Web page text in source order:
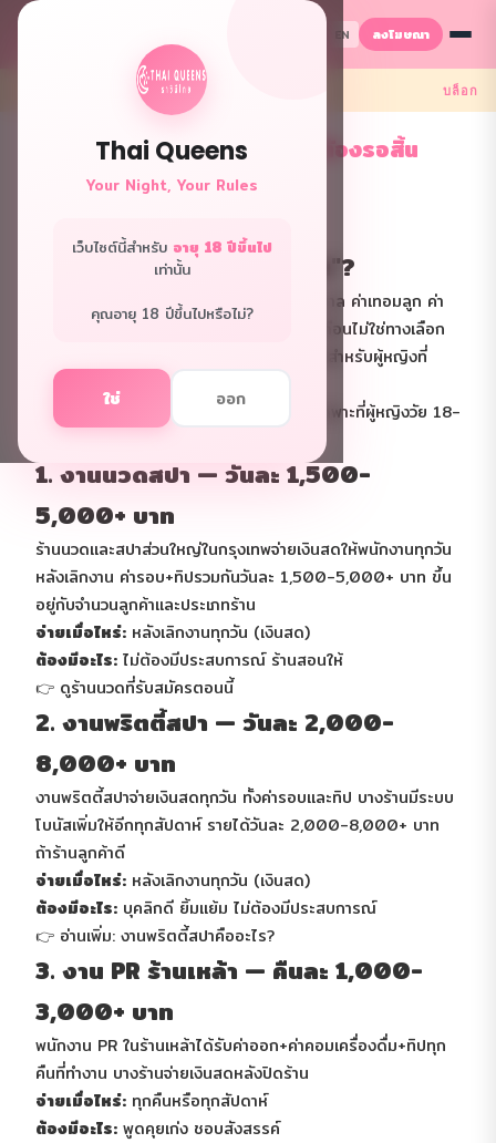
Thai Queens
Your Night, Your Rules
เว็บไซต์นี้สำหรับ อายุ 18 ปีขึ้นไป
เท่านั้น
คุณอายุ 18 ปีขึ้นไปหรือไม่?
ใช่ ออก
EN ลงโฆษณา
บล็อก
งานรับเงินสดทุกวัน 2569 ไม่ต้องรอสิ้น
เดือน รวมจริงไม่โม้
ทำไมต้อง "งานรับเงินรายวัน"?
เมื่อมีเรื่องเร่งด่วนที่ต้องใช้เงิน ค่ารักษาพยาบาล ค่าเทอมลูก ค่า
เช่าห้องที่ใกล้ถึงกำหนด การรอเงินเดือนสิ้นเดือนไม่ใช่ทางเลือก
งานที่จ่ายเงินสดทุกวันจึงเป็นทางออกที่ดีที่สุดสำหรับผู้หญิงที่
ต้องการเงินด่วน
บทความนี้รวมงานที่จ่ายเงินสดรายวันจริงๆ เฉพาะที่ผู้หญิงวัย 18-
1. งานนวดสปา — วันละ 1,500-
5,000+ บาท
ร้านนวดและสปาส่วนใหญ่ในกรุงเทพจ่ายเงินสดให้พนักงานทุกวัน
หลังเลิกงาน ค่ารอบ+ทิปรวมกันวันละ 1,500-5,000+ บาท ขึ้น
อยู่กับจำนวนลูกค้าและประเภทร้าน
จ่ายเมื่อไหร่: หลังเลิกงานทุกวัน (เงินสด)
ต้องมีอะไร: ไม่ต้องมีประสบการณ์ ร้านสอนให้
👉 ดูร้านนวดที่รับสมัครตอนนี้
2. งานพริตตี้สปา — วันละ 2,000-
8,000+ บาท
งานพริตตี้สปาจ่ายเงินสดทุกวัน ทั้งค่ารอบและทิป บางร้านมีระบบ
โบนัสเพิ่มให้อีกทุกสัปดาห์ รายได้วันละ 2,000-8,000+ บาท
ถ้าร้านลูกค้าดี
จ่ายเมื่อไหร่: หลังเลิกงานทุกวัน (เงินสด)
ต้องมีอะไร: บุคลิกดี ยิ้มแย้ม ไม่ต้องมีประสบการณ์
👉 อ่านเพิ่ม: งานพริตตี้สปาคืออะไร?
3. งาน PR ร้านเหล้า — คืนละ 1,000-
3,000+ บาท
พนักงาน PR ในร้านเหล้าได้รับค่าออก+ค่าคอมเครื่องดื่ม+ทิปทุก
คืนที่ทำงาน บางร้านจ่ายเงินสดหลังปิดร้าน
จ่ายเมื่อไหร่: ทุกคืนหรือทุกสัปดาห์
ต้องมีอะไร: พูดคุยเก่ง ชอบสังสรรค์